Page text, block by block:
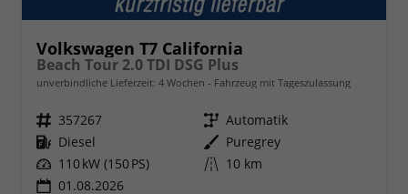
Volkswagen T7 California
Beach Tour 2.0 TDI DSG Plus
unverbindliche Lieferzeit: 4 Wochen Fahrzeug mit Tageszulassung
Fahrzeugnr. 357267 Getriebe Automatik
Kraftstoff Diesel Außenfarbe Puregrey
Leistung 110 kW (150 PS) Kilometerstand 10 km
01.08.2026